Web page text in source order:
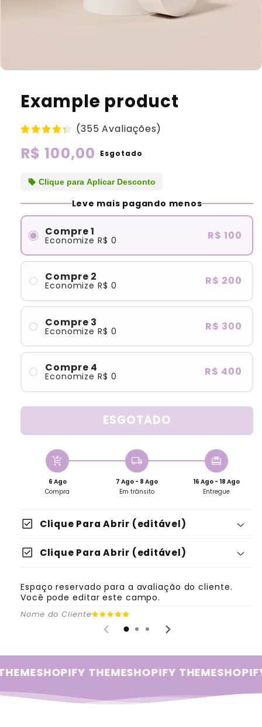
Example product
(355 Avaliações)
Preço
R$ 100,00 Esgotado
sell Clique para Aplicar Desconto
Leve mais pagando menos
Compre 1
EconomizeR$ 0 R$ 100
Compre 2
EconomizeR$ 0 R$ 200
Compre 3
EconomizeR$ 0 R$ 300
Compre 4
EconomizeR$ 0 R$ 400
ESGOTADO
add_shopping_cart
6 Ago
Compra
local_shipping
7 Ago - 8 Ago
Em trânsito
redeem
16 Ago - 18 Ago
Entregue
check_box Clique Para Abrir (editável)
check_box Clique Para Abrir (editável)
Espaço reservado para a avaliação do cliente.
Você pode editar este campo.
Nome do Cliente
SHOPIFY THEMESHOPIFY THEME